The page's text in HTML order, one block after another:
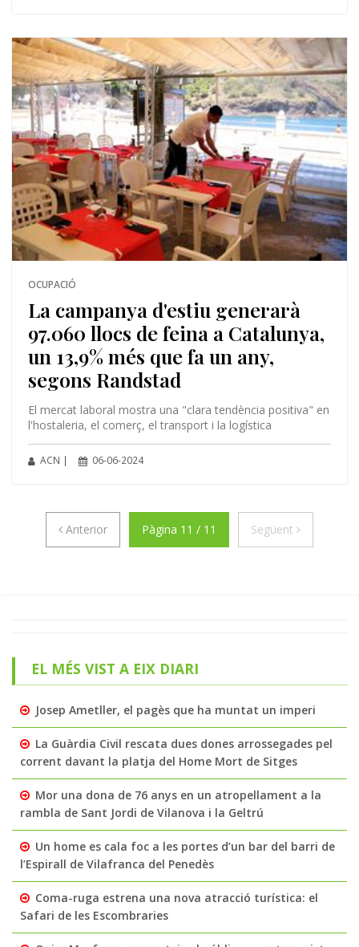
OCUPACIÓ
La campanya d'estiu generarà
97.060 llocs de feina a Catalunya,
un 13,9% més que fa un any,
segons Randstad
El mercat laboral mostra una "clara tendència positiva" en
l'hostaleria, el comerç, el transport i la logística
ACN | 06-06-2024
AnteriorAnteriorPàgina 11 / 11 Següent
EL MÉS VIST A EIX DIARI
Josep Ametller, el pagès que ha muntat un imperi
La Guàrdia Civil rescata dues dones arrossegades pel
corrent davant la platja del Home Mort de Sitges
Mor una dona de 76 anys en un atropellament a la
rambla de Sant Jordi de Vilanova i la Geltrú
Un home es cala foc a les portes d’un bar del barri de
l’Espirall de Vilafranca del Penedès
Coma-ruga estrena una nova atracció turística: el
Safari de les Escombraries